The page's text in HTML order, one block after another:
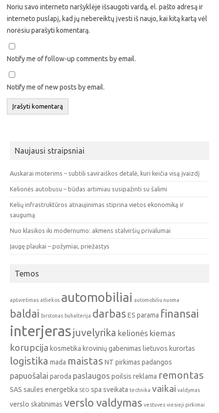
Noriu savo interneto naršyklėje išsaugoti vardą, el. pašto adresą ir
interneto puslapį, kad jų nebereiktų įvesti iš naujo, kai kitą kartą vėl
norėsiu parašyti komentarą.
Notify me of follow-up comments by email.
Notify me of new posts by email.
Naujausi straipsniai
Auskarai moterims – subtili saviraiškos detalė, kuri keičia visą įvaizdį
Kelionės autobusu – būdas artimiau susipažinti su šalimi
Kelių infrastruktūros atnaujinimas stiprina vietos ekonomiką ir
saugumą
Nuo klasikos iki modernumo: akmens stalviršių privalumai
Įaugę plaukai – požymiai, priežastys
Temos
apšvietimas atliekos automobiliai automobiliu nuoma
baldai birstonas buhalterija darbas ES parama finansai
interjeras juvelyrika kelionės kiemas
korupcija kosmetika krovinių gabenimas lietuvos kurortas
logistika mada maistas NT pirkimas padangos
papuošalai paroda paslaugos poilsis reklama remontas
SAS saules energetika SEO spa sveikata technika vaikai valdymas
verslo skatinimas verslo valdymas vestuves viesieji pirkimai